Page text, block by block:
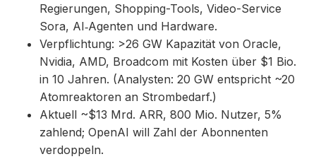
Regierungen, Shopping-Tools, Video-Service
Sora, AI‑Agenten und Hardware.
Verpflichtung: >26 GW Kapazität von Oracle,
Nvidia, AMD, Broadcom mit Kosten über $1 Bio.
in 10 Jahren. (Analysten: 20 GW entspricht ~20
Atomreaktoren an Strombedarf.)
Aktuell ~$13 Mrd. ARR, 800 Mio. Nutzer, 5%
zahlend; OpenAI will Zahl der Abonnenten
verdoppeln.